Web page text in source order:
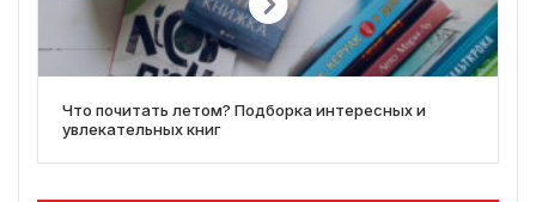
Что почитать летом? Подборка интересных и
увлекательных книг